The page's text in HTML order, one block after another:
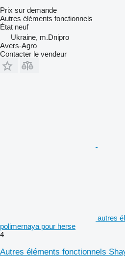
Prix sur demande
Autres éléments fonctionnels
État neuf
Ukraine, m.Dnipro
Avers-Agro
Contacter le vendeur
autres
polimernaya pour herse
4
Autres éléments fonctionnels